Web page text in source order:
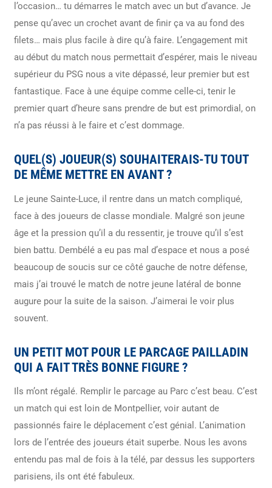
l’occasion… tu démarres le match avec un but d’avance. Je
pense qu’avec un crochet avant de finir ça va au fond des
filets… mais plus facile à dire qu’à faire. L’engagement mit
au début du match nous permettait d’espérer, mais le niveau
supérieur du PSG nous a vite dépassé, leur premier but est
fantastique. Face à une équipe comme celle-ci, tenir le
premier quart d’heure sans prendre de but est primordial, on
n’a pas réussi à le faire et c’est dommage.
QUEL(S) JOUEUR(S) SOUHAITERAIS-TU TOUT
DE MÊME METTRE EN AVANT ?
Le jeune Sainte-Luce, il rentre dans un match compliqué,
face à des joueurs de classe mondiale. Malgré son jeune
âge et la pression qu’il a du ressentir, je trouve qu’il s’est
bien battu. Dembélé a eu pas mal d’espace et nous a posé
beaucoup de soucis sur ce côté gauche de notre défense,
mais j’ai trouvé le match de notre jeune latéral de bonne
augure pour la suite de la saison. J’aimerai le voir plus
souvent.
UN PETIT MOT POUR LE PARCAGE PAILLADIN
QUI A FAIT TRÈS BONNE FIGURE ?
Ils m’ont régalé. Remplir le parcage au Parc c’est beau. C’est
un match qui est loin de Montpellier, voir autant de
passionnés faire le déplacement c’est génial. L’animation
lors de l’entrée des joueurs était superbe. Nous les avons
entendu pas mal de fois à la télé, par dessus les supporters
parisiens, ils ont été fabuleux.